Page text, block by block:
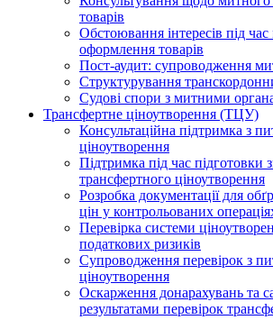
товарів
Обстоювання інтересів під
оформлення товарів
Пост-аудит: супроводження
Структурування
Судові спори з митними
Трансфертне ціноутворення (ТЦУ)
Консультаційна підтримка з
ціноутворення
Підтримка під час підготовки
трансфертного ціноутворення
Розробка документації для
цін у контрольованих
Перевірка системи
податкових ризиків
Супроводження перевірок з
ціноутворення
Оскарження донарахувань та
результатами перевірок